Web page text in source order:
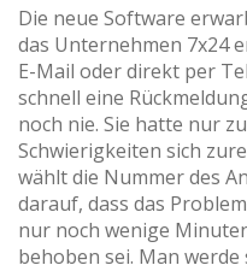
Die neue Software
das Unternehmen 7x24
E-Mail oder direkt per
schnell eine
noch nie. Sie hatte nur
Schwierigkeiten sich
wählt die Nummer des
darauf, dass das
nur noch wenige
behoben sei. Man